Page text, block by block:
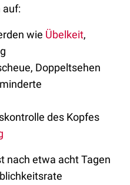
auf:
wie Übelkeit,
Doppeltsehen
des Kopfes
nach etwa acht Tagen